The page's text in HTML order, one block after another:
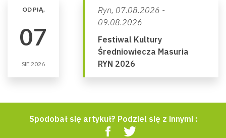
OD PIĄ.
07
SIE 2026
Ryn, 07.08.2026 -
09.08.2026
Festiwal Kultury
Średniowiecza Masuria
RYN 2026
Spodobał się artykuł? Podziel się z innymi :